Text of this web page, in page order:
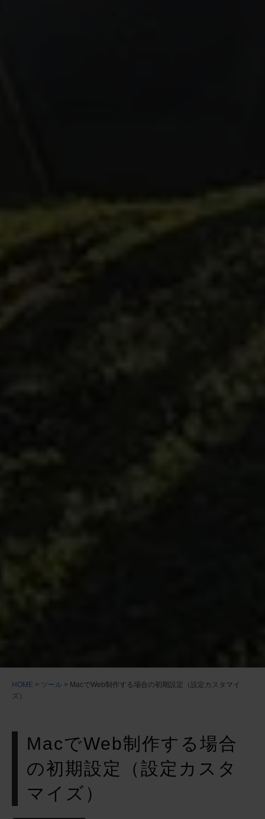
HOME > ツール > MacでWeb制作する場合の初期設定（設定カスタマイ
ズ）
MacでWeb制作する場合
の初期設定（設定カスタ
マイズ）